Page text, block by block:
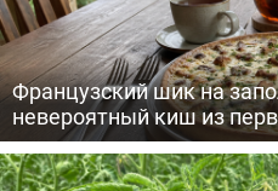
Французский шик на
невероятный киш из